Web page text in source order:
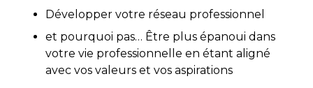
Développer votre réseau professionnel
et pourquoi pas… Être plus épanoui dans
votre vie professionnelle en étant aligné
avec vos valeurs et vos aspirations